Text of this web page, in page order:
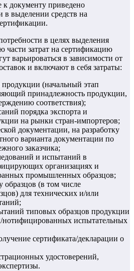
к документу приведено
в выделении средств на
в целях выделения
части затрат на сертификацию
варьироваться в зависимости от
и включают в себя затраты:
(начальный этап
принадлежность продукции,
соответствия);
порядка экспорта и
на рынки стран-импортеров;
документации, на разработку
варианта документации по
заказчика;
и испытаний в
организациях и
промышленных образцов;
образцов (в том числе
для технических и/или
типовых образцов продукции
нотифицированных испытательных
сертификата/декларации о
удостоверений,